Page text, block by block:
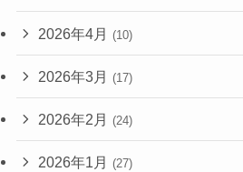
2026年4月 (10)
2026年3月 (17)
2026年2月 (24)
2026年1月 (27)